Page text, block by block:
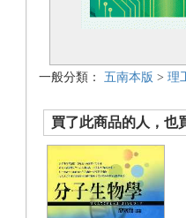
一般分類： 五南本版 > 理
買了此商品的人，也